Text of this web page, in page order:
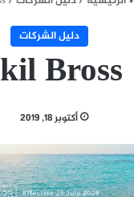
دليل الشركات
Bross
أكتوبر 18, 2019